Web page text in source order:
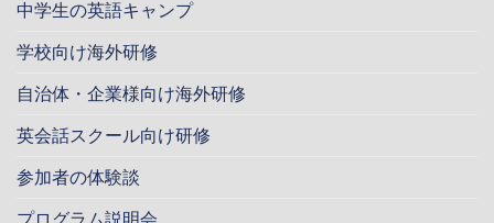
中学生の英語キャンプ
学校向け海外研修
自治体・企業様向け海外研修
英会話スクール向け研修
参加者の体験談